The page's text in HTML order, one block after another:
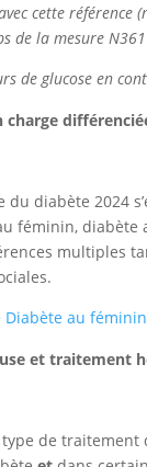
cette référence
de la mesure
de glucose en
charge
diabète 2024
féminin, diabète
multiples
au
et traitement
type de